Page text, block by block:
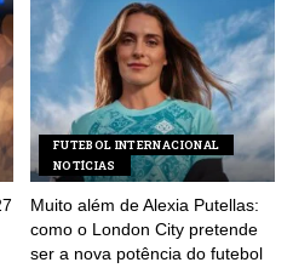
FUTEBOL INTERNACIONAL
NOTÍCIAS
Muito além de Alexia Putellas:
como o London City pretende
ser a nova potência do futebol